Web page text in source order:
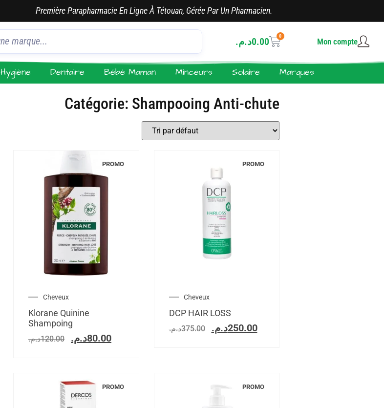
Première Parapharmacie En Ligne À Tétouan, Gérée Par Un Pharmacien.
0.00د.م. 0
Mon compte
Hygiène Dentaire Bébé Maman Minceurs Solaire Marques
Catégorie: Shampooing Anti-chute
PROMO
Cheveux
Klorane Quinine
Shampoing
120.00د.م. 80.00د.م.
PROMO
Cheveux
DCP HAIR LOSS
375.00د.م. 250.00د.م.
PROMO PROMO